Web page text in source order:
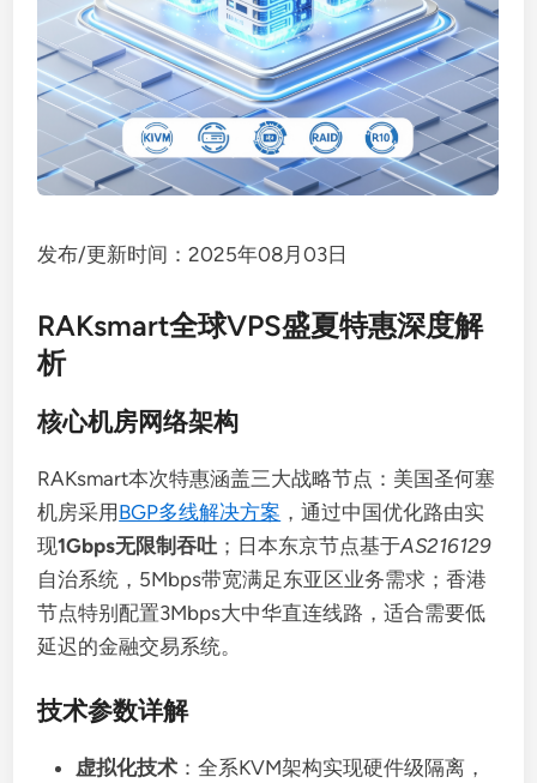
发布/更新时间：2025年08月03日
RAKsmart全球VPS盛夏特惠深度解
析
核心机房网络架构
RAKsmart本次特惠涵盖三大战略节点：美国圣何塞
机房采用 BGP多线解决方案 ，通过中国优化路由实
现1Gbps无限制吞吐 ；日本东京节点基于AS216129
自治系统，5Mbps带宽满足东亚区业务需求；香港
节点特别配置3Mbps大中华直连线路，适合需要低
延迟的金融交易系统。
技术参数详解
虚拟化技术 ：全系KVM架构实现硬件级隔离，